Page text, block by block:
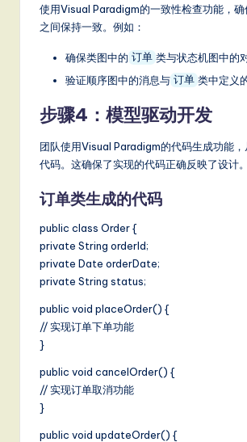
使用Visual Paradigm的一致性检查功能，
之间保持一致。例如：
确保类图中的 订单 类与状态机图中的
验证顺序图中的消息与 订单 类中定义
步骤4：模型驱动开发
团队使用Visual Paradigm的代码生成功能
代码。这确保了实现的代码正确反映了设计。
订单类生成的代码
public class Order {
private String orderId;
private Date orderDate;
private String status;
public void placeOrder() {
// 实现订单下单功能
}
public void cancelOrder() {
// 实现订单取消功能
}
public void updateOrder() {